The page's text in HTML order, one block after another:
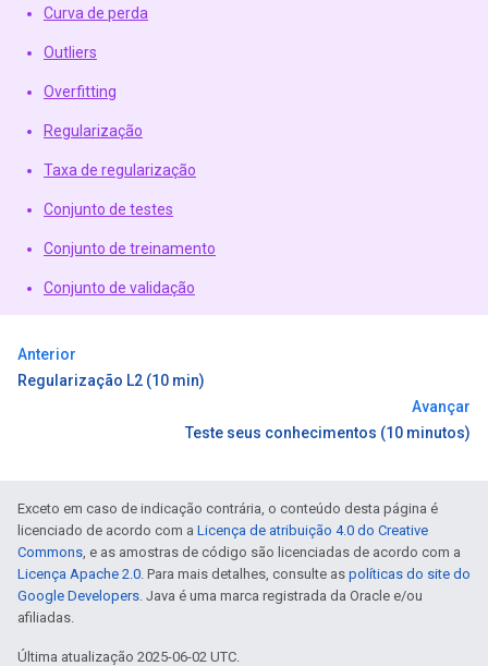
Curva de perda
Outliers
Overfitting
Regularização
Taxa de regularização
Conjunto de testes
Conjunto de treinamento
Conjunto de validação
Anterior
Regularização L2 (10 min)
Avançar
Teste seus conhecimentos (10 minutos)
Exceto em caso de indicação contrária, o conteúdo desta página é
licenciado de acordo com a Licença de atribuição 4.0 do Creative
Commons , e as amostras de código são licenciadas de acordo com a
Licença Apache 2.0 . Para mais detalhes, consulte as políticas do site do
Google Developers . Java é uma marca registrada da Oracle e/ou
afiliadas.
Última atualização 2025-06-02 UTC.